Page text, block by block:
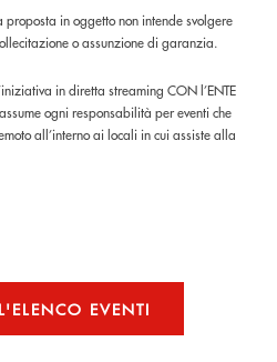
proposta in oggetto non intende svolgere
o assunzione di garanzia.
in diretta streaming CON l’ENTE
ogni responsabilità per eventi che
all’interno ai locali in cui assiste alla
EVENTI